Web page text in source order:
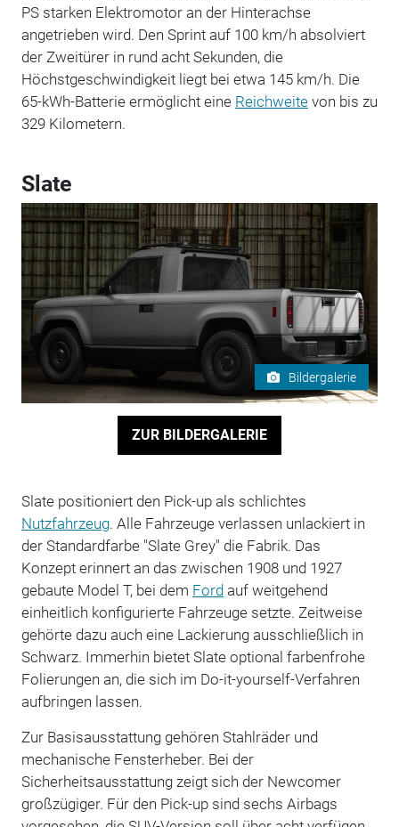
PS starken Elektromotor an der Hinterachse
angetrieben wird. Den Sprint auf 100 km/h absolviert
der Zweitürer in rund acht Sekunden, die
Höchstgeschwindigkeit liegt bei etwa 145 km/h. Die
65-kWh-Batterie ermöglicht eine Reichweitevon bis zu
329 Kilometern.
Slate
Bildergalerie
ZUR BILDERGALERIE
Slate positioniert den Pick-up als schlichtes
Nutzfahrzeug. Alle Fahrzeuge verlassen unlackiert in
der Standardfarbe "Slate Grey" die Fabrik. Das
Konzept erinnert an das zwischen 1908 und 1927
gebaute Model T, bei dem Fordauf weitgehend
einheitlich konfigurierte Fahrzeuge setzte. Zeitweise
gehörte dazu auch eine Lackierung ausschließlich in
Schwarz. Immerhin bietet Slate optional farbenfrohe
Folierungen an, die sich im Do-it-yourself-Verfahren
aufbringen lassen.
Zur Basisausstattung gehören Stahlräder und
mechanische Fensterheber. Bei der
Sicherheitsausstattung zeigt sich der Newcomer
großzügiger. Für den Pick-up sind sechs Airbags